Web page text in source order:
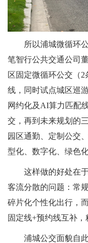
所以浦城微循环
笔智行公共交通公司
区固定微循环公交（
线，同时试点城区巡
网约化及AI算力匹配
交，再到未来规划的
园区通勤、定制公交
型化、数字化、绿色
这样做的好处在
客流分散的问题：常
碎片化个性化出行，
固定线+预约线互补，
浦城公交面貌自